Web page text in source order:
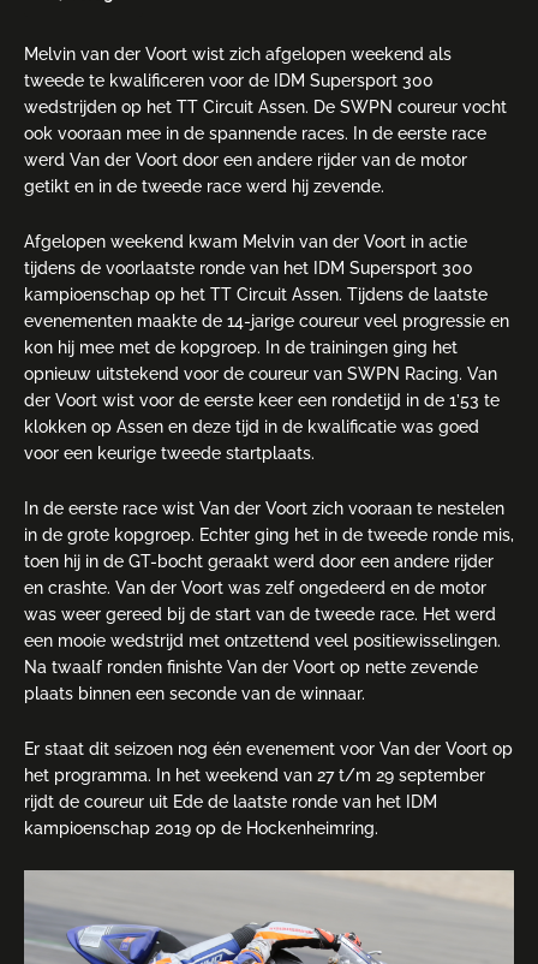
Melvin van der Voort wist zich afgelopen weekend als
tweede te kwalificeren voor de IDM Supersport 300
wedstrijden op het TT Circuit Assen. De SWPN coureur vocht
ook vooraan mee in de spannende races. In de eerste race
werd Van der Voort door een andere rijder van de motor
getikt en in de tweede race werd hij zevende.
Afgelopen weekend kwam Melvin van der Voort in actie
tijdens de voorlaatste ronde van het IDM Supersport 300
kampioenschap op het TT Circuit Assen. Tijdens de laatste
evenementen maakte de 14-jarige coureur veel progressie en
kon hij mee met de kopgroep. In de trainingen ging het
opnieuw uitstekend voor de coureur van SWPN Racing. Van
der Voort wist voor de eerste keer een rondetijd in de 1’53 te
klokken op Assen en deze tijd in de kwalificatie was goed
voor een keurige tweede startplaats.
In de eerste race wist Van der Voort zich vooraan te nestelen
in de grote kopgroep. Echter ging het in de tweede ronde mis,
toen hij in de GT-bocht geraakt werd door een andere rijder
en crashte. Van der Voort was zelf ongedeerd en de motor
was weer gereed bij de start van de tweede race. Het werd
een mooie wedstrijd met ontzettend veel positiewisselingen.
Na twaalf ronden finishte Van der Voort op nette zevende
plaats binnen een seconde van de winnaar.
Er staat dit seizoen nog één evenement voor Van der Voort op
het programma. In het weekend van 27 t/m 29 september
rijdt de coureur uit Ede de laatste ronde van het IDM
kampioenschap 2019 op de Hockenheimring.